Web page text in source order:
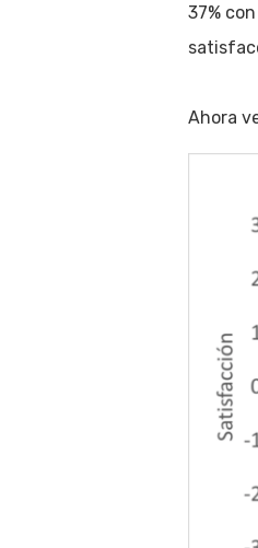
37%
Ahora